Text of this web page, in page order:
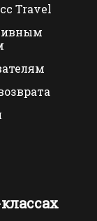
Travel